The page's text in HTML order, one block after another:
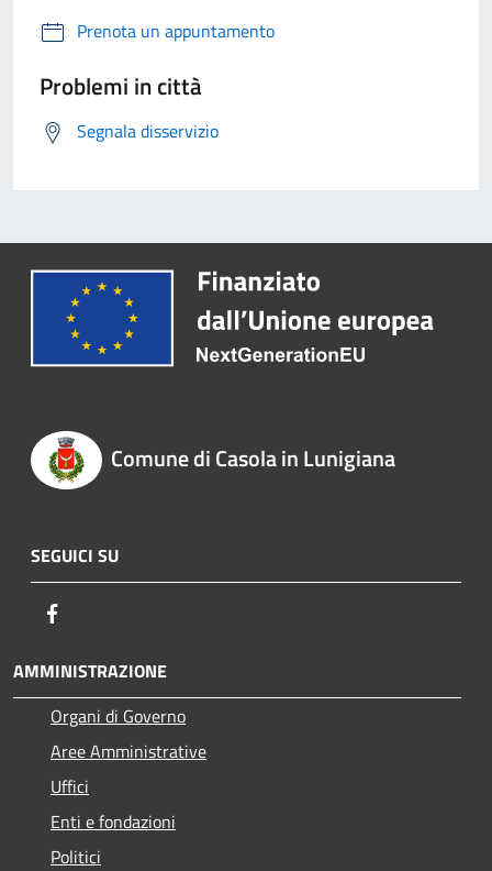
Prenota un appuntamento
Problemi in città
Segnala disservizio
Comune di Casola in Lunigiana
SEGUICI SU
AMMINISTRAZIONE
Organi di Governo
Aree Amministrative
Uffici
Enti e fondazioni
Politici